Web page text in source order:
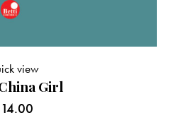
Girl
14.00
view